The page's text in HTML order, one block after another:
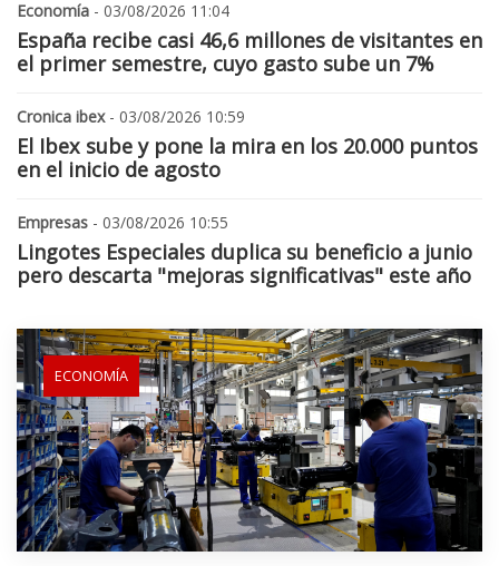
Economía - 03/08/2026 11:04
España recibe casi 46,6 millones de visitantes en
el primer semestre, cuyo gasto sube un 7%
Cronica ibex- 03/08/2026 10:59
El Ibex sube y pone la mira en los 20.000 puntos
en el inicio de agosto
Empresas - 03/08/2026 10:55
Lingotes Especiales duplica su beneficio a junio
pero descarta "mejoras significativas" este año
ECONOMÍA